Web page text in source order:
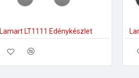
Lamart LT1111 Edénykészlet